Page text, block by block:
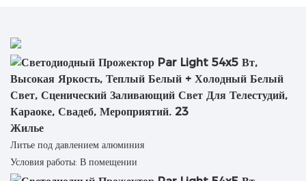
Жилье
Литье под давлением алюминия
Условия работы: В помещении